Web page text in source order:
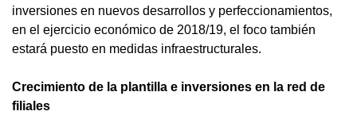
inversiones en nuevos desarrollos y perfeccionamientos,
en el ejercicio económico de 2018/19, el foco también
estará puesto en medidas infraestructurales.
Crecimiento de la plantilla e inversiones en la red de
filiales